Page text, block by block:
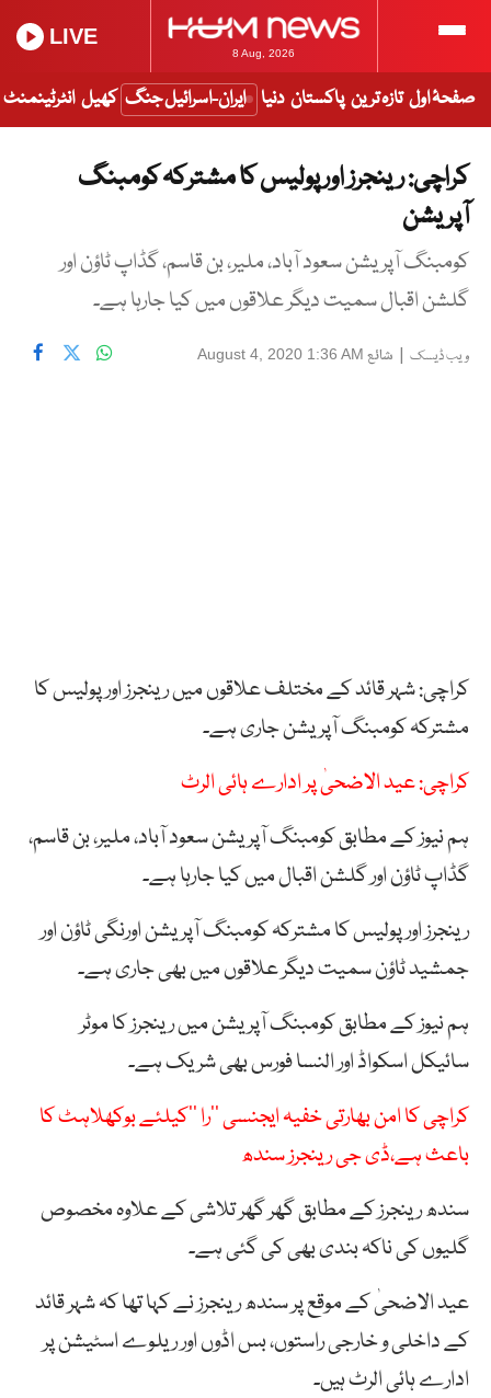
8 Aug, 2026
LIVE
صفحۂ اول تازہ ترین پاکستان دنیا ایران-اسرائیل جنگ کھیل انٹرٹینمنٹ
کراچی: رینجرز اور پولیس کا مشترکہ کومبنگ
آپریشن
کومبنگ آپریشن سعود آباد، ملیر، بن قاسم، گڈاپ ٹاؤن اور
گلشن اقبال سمیت دیگر علاقوں میں کیا جارہا ہے۔
ویب ڈیسک | شائع August 4, 2020 1:36 AM
کراچی: شہر قائد کے مختلف علاقوں میں رینجرز اور پولیس کا
مشترکہ کومبنگ آپریشن جاری ہے۔
کراچی: عید الاضحیٰ پر ادارے ہائی الرٹ
ہم نیوز کے مطابق کومبنگ آپریشن سعود آباد، ملیر، بن قاسم،
گڈاپ ٹاؤن اور گلشن اقبال میں کیا جارہا ہے۔
رینجرز اور پولیس کا مشترکہ کومبنگ آپریشن اورنگی ٹاؤن اور
جمشید ٹاؤن سمیت دیگر علاقوں میں بھی جاری ہے۔
ہم نیوز کے مطابق کومبنگ آپریشن میں رینجرز کا موٹر
سائیکل اسکواڈ اور النسا فورس بھی شریک ہے۔
کراچی کا امن بھارتی خفیہ ایجنسی ’’را ‘‘کیلئے بوکھلاہٹ کا
باعث ہے،ڈی جی رینجرز سندھ
سندھ رینجرز کے مطابق گھر گھر تلاشی کے علاوہ مخصوص
گلیوں کی ناکہ بندی بھی کی گئی ہے۔
عید الاضحیٰ کے موقع پر سندھ رینجرز نے کہا تھا کہ شہر قائد
کے داخلی و خارجی راستوں، بس اڈوں اور ریلوے اسٹیشن پر
ادارے ہائی الرٹ ہیں۔